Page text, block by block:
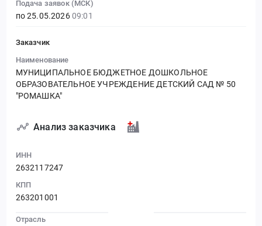
Подача заявок (МСК)
по 25.05.202609:01
Заказчик
Наименование
МУНИЦИПАЛЬНОЕ БЮДЖЕТНОЕ ДОШКОЛЬНОЕ
ОБРАЗОВАТЕЛЬНОЕ УЧРЕЖДЕНИЕ ДЕТСКИЙ САД № 50
"РОМАШКА"
Анализ заказчика
ИНН
2632117247
КПП
263201001
Отрасль